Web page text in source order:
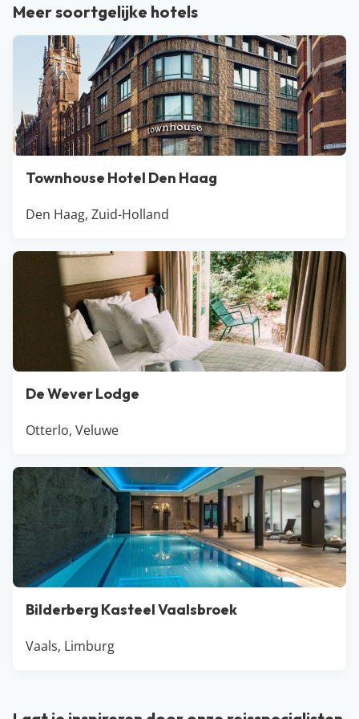
één van de Waddeneilanden. Gek op winkelen en
cultuur? Ga dan voor een nachtje weg bij Amsterdam
of Breda.
Meer soortgelijke hotels
Townhouse Hotel Den Haag
Den Haag, Zuid-Holland
De Wever Lodge
Otterlo, Veluwe
Bilderberg Kasteel Vaalsbroek
Vaals, Limburg